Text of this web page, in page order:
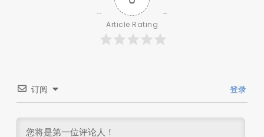
Article Rating
订阅 登录